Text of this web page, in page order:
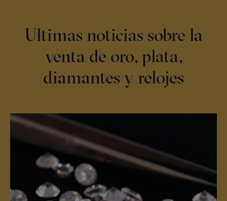
Ultimas noticias sobre la
venta de oro, plata,
diamantes y relojes